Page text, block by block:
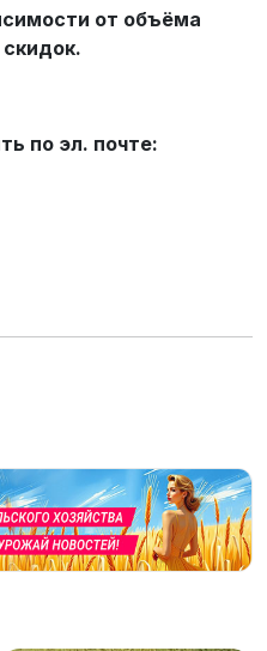
от объёма
по эл. почте: